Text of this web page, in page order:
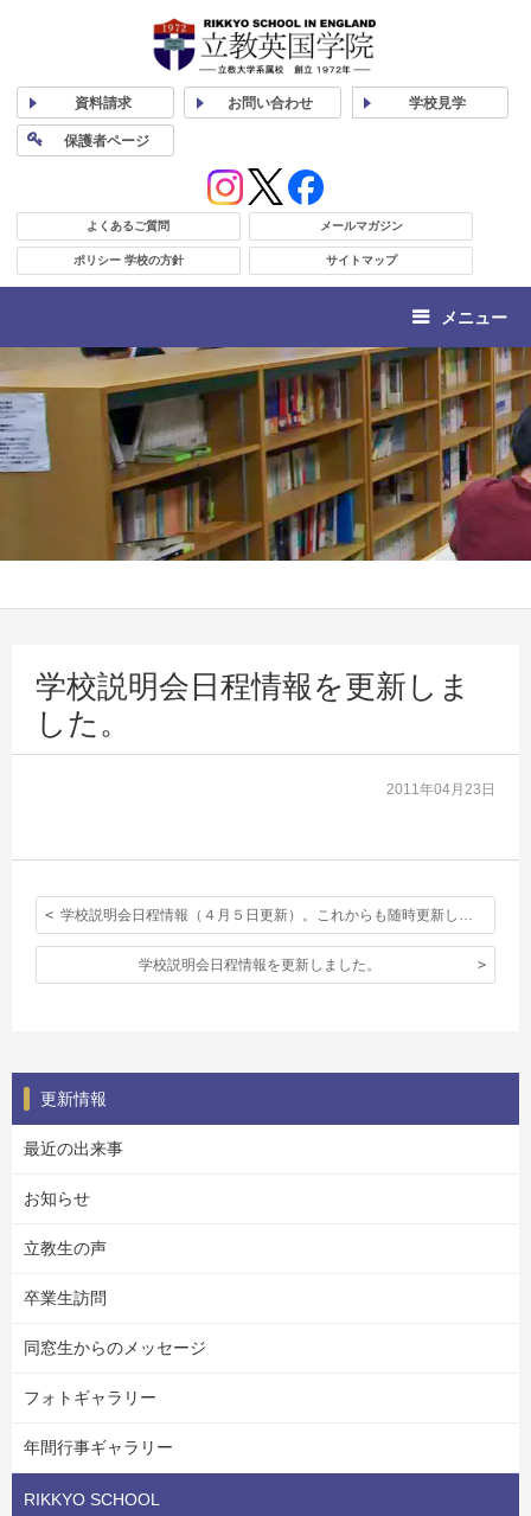
資料請求 お問い合わせ 学校見学
保護者ページ
よくあるご質問 メールマガジン
ポリシー 学校の方針 サイトマップ
メニュー
学校説明会日程情報を更新しま
した。
2011年04月23日
学校説明会日程情報を更新しました。
更新情報
最近の出来事
お知らせ
立教生の声
卒業生訪問
同窓生からのメッセージ
フォトギャラリー
年間行事ギャラリー
RIKKYO SCHOOL